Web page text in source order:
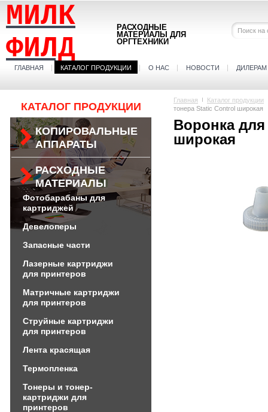
МИЛК
ФИЛД
РАСХОДНЫЕ
МАТЕРИАЛЫ ДЛЯ
ОРГТЕХНИКИ
ГЛАВНАЯ КАТАЛОГ ПРОДУКЦИИ О НАС НОВОСТИ ДИЛЕРАМ
КАТАЛОГ ПРОДУКЦИИ
КОПИРОВАЛЬНЫЕ
АППАРАТЫ
РАСХОДНЫЕ
МАТЕРИАЛЫ
Фотобарабаны для
картриджей
Девелоперы
Запасные части
Лазерные картриджи
для принтеров
Матричные картриджи
для принтеров
Струйные картриджи
для принтеров
Лента красящая
Термопленка
Тонеры и тонер-
картриджи для
принтеров
Главная
Каталог продукции
тонера Static Control широкая
Воронка
широкая